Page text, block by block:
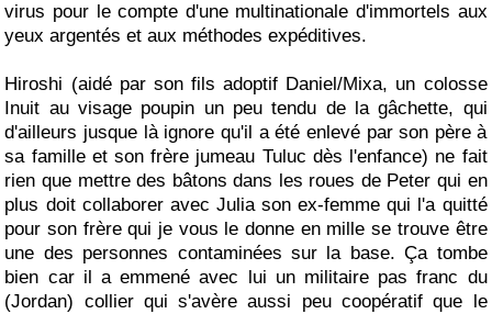
virus pour le compte d'une multinationale d'immortels aux
yeux argentés et aux méthodes expéditives.
Hiroshi (aidé par son fils adoptif Daniel/Mixa, un colosse
Inuit au visage poupin un peu tendu de la gâchette, qui
d'ailleurs jusque là ignore qu'il a été enlevé par son père à
sa famille et son frère jumeau Tuluc dès l'enfance) ne fait
rien que mettre des bâtons dans les roues de Peter qui en
plus doit collaborer avec Julia son ex-femme qui l'a quitté
pour son frère qui je vous le donne en mille se trouve être
une des personnes contaminées sur la base. Ça tombe
bien car il a emmené avec lui un militaire pas franc du
(Jordan) collier qui s'avère aussi peu coopératif que le